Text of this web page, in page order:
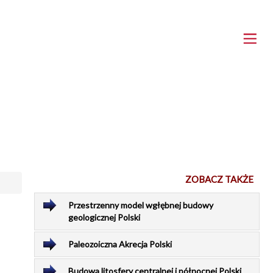
ZOBACZ TAKŻE
Przestrzenny model wgłębnej budowy
geologicznej Polski
Paleozoiczna Akrecja Polski